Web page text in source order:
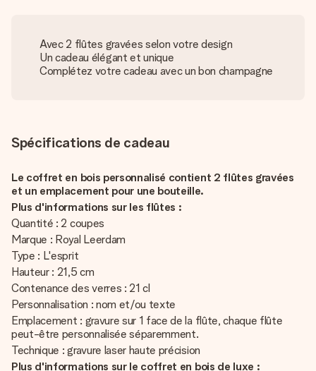
Avec 2 flûtes gravées selon votre design
Un cadeau élégant et unique
Complétez votre cadeau avec un bon champagne
Spécifications de cadeau
Le coffret en bois personnalisé contient 2 flûtes gravées
et un emplacement pour une bouteille.
Plus d'informations sur les flûtes :
Quantité : 2 coupes
Marque : Royal Leerdam
Type : L'esprit
Hauteur : 21,5 cm
Contenance des verres : 21 cl
Personnalisation : nom et/ou texte
Emplacement : gravure sur 1 face de la flûte, chaque flûte
peut-être personnalisée séparemment.
Technique : gravure laser haute précision
Plus d'informations sur le coffret en bois de luxe :